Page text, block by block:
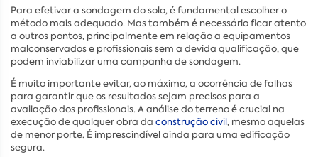
Para efetivar a sondagem do solo, é fundamental escolher o
método mais adequado. Mas também é necessário ficar atento
a outros pontos, principalmente em relação a equipamentos
malconservados e profissionais sem a devida qualificação, que
podem inviabilizar uma campanha de sondagem.
É muito importante evitar, ao máximo, a ocorrência de falhas
para garantir que os resultados sejam precisos para a
avaliação dos profissionais. A análise do terreno é crucial na
execução de qualquer obra da construção civil, mesmo aquelas
de menor porte. É imprescindível ainda para uma edificação
segura.